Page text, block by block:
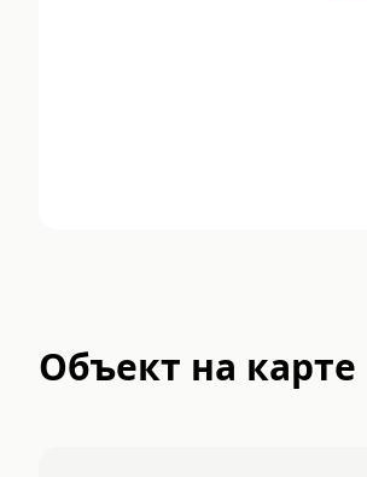
Объект на карте